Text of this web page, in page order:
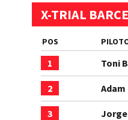
X-TRIAL
POS
1 Toni
2 Adam
3 Jorge